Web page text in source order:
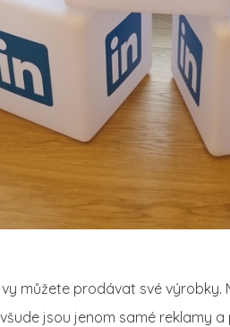
můžete prodávat své výrobky.
jsou jenom samé reklamy